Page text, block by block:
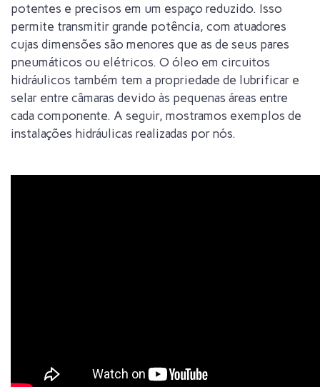
potentes e precisos em um espaço reduzido. Isso
permite transmitir grande potência, com atuadores
cujas dimensões são menores que as de seus pares
pneumáticos ou elétricos. O óleo em circuitos
hidráulicos também tem a propriedade de lubrificar e
selar entre câmaras devido às pequenas áreas entre
cada componente. A seguir, mostramos exemplos de
instalações hidráulicas realizadas por nós.‎